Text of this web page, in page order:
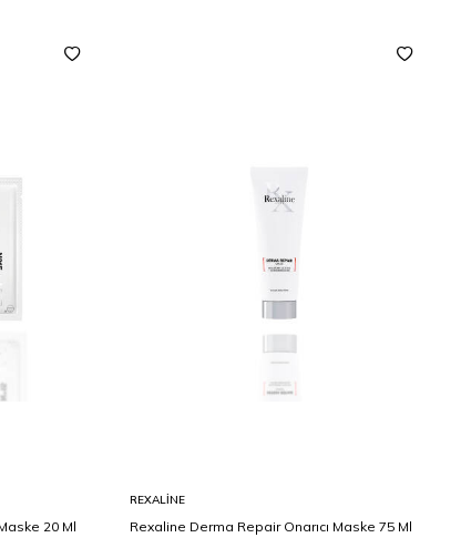
20 Ml
REXALINE
Rexaline Derma Repair Onarıcı Maske 75 Ml